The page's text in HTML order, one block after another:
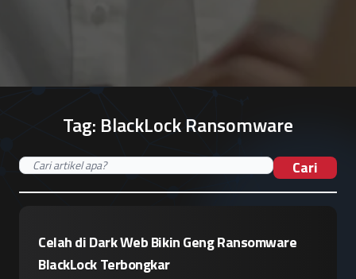
Tag: BlackLock Ransomware
Cari
Celah di Dark Web Bikin Geng Ransomware
BlackLock Terbongkar